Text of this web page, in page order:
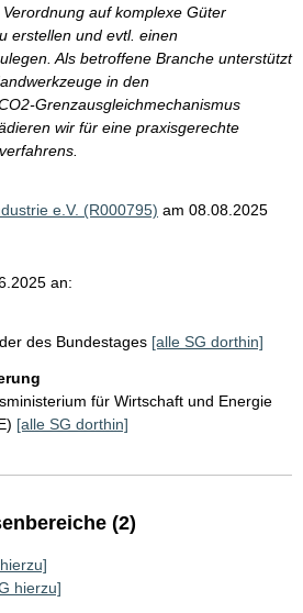
auf komplexe Güter
erstellen und evtl. einen
Als betroffene Branche unterstützt
in den
Grenzausgleichmechanismus
wir für eine praxisgerechte
e.V. (R000795) am 08.08.2025
an:
des Bundestages [alle SG dorthin]
für Wirtschaft und Energie
[alle SG dorthin]
(2)
hierzu]